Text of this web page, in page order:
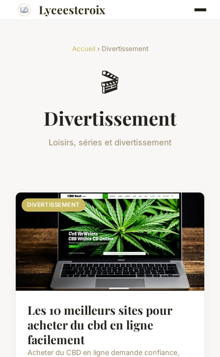
Lyceestcroix
Accueil› Divertissement
🎬
Divertissement
Loisirs, séries et divertissement
DIVERTISSEMENT
Les 10 meilleurs sites pour
acheter du cbd en ligne
facilement
Acheter du CBD en ligne demande confiance,